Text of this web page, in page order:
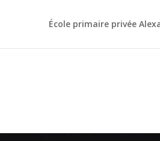
École primaire privée